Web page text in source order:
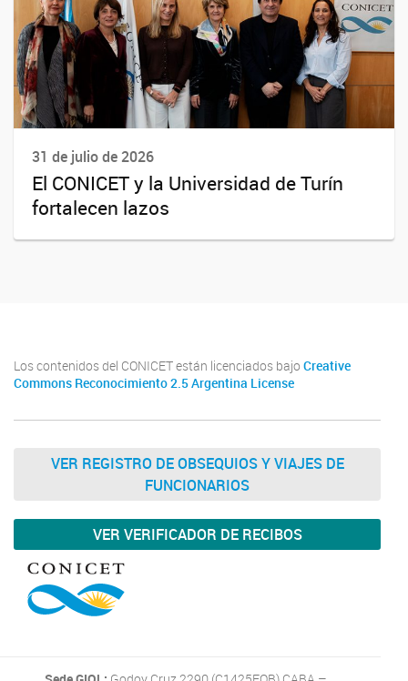
31 de julio de 2026
El CONICET y la Universidad de Turín
fortalecen lazos
Los contenidos del CONICET están licenciados bajo Creative
Commons Reconocimiento 2.5 Argentina License
VER REGISTRO DE OBSEQUIOS Y VIAJES DE
FUNCIONARIOS
VER VERIFICADOR DE RECIBOS